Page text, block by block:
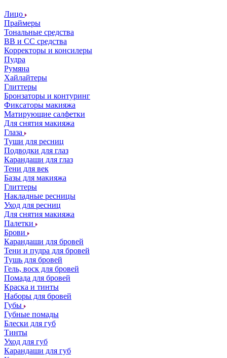
Лицо
Праймеры
Тональные средства
ВВ и СС средства
Корректоры и консилеры
Пудра
Румяна
Хайлайтеры
Глиттеры
Бронзаторы и контуринг
Фиксаторы макияжа
Матирующие салфетки
Для снятия макияжа
Глаза
Туши для ресниц
Подводки для глаз
Карандаши для глаз
Тени для век
Базы для макияжа
Глиттеры
Накладные ресницы
Уход для ресниц
Для снятия макияжа
Палетки
Брови
Карандаши для бровей
Тени и пудра для бровей
Тушь для бровей
Гель, воск для бровей
Помада для бровей
Краска и тинты
Наборы для бровей
Губы
Губные помады
Блески для губ
Тинты
Уход для губ
Карандаши для губ